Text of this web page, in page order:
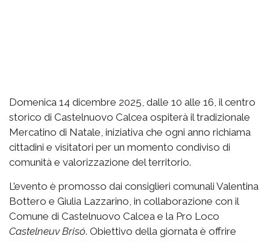
Domenica 14 dicembre 2025, dalle 10 alle 16, il centro
storico di Castelnuovo Calcea ospiterà il tradizionale
Mercatino di Natale, iniziativa che ogni anno richiama
cittadini e visitatori per un momento condiviso di
comunità e valorizzazione del territorio.
L’evento è promosso dai consiglieri comunali Valentina
Bottero e Giulia Lazzarino, in collaborazione con il
Comune di Castelnuovo Calcea e la Pro Loco
Castelneuv Brisó. Obiettivo della giornata è offrire